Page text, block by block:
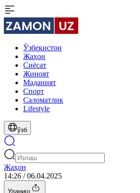
Ўзбекистон
Жаҳон
Сиёсат
Жиноят
Маданият
Спорт
Cаломатлик
Lifestyle
ўзб
Жаҳон
14:26 / 06.04.2025
Уланиш